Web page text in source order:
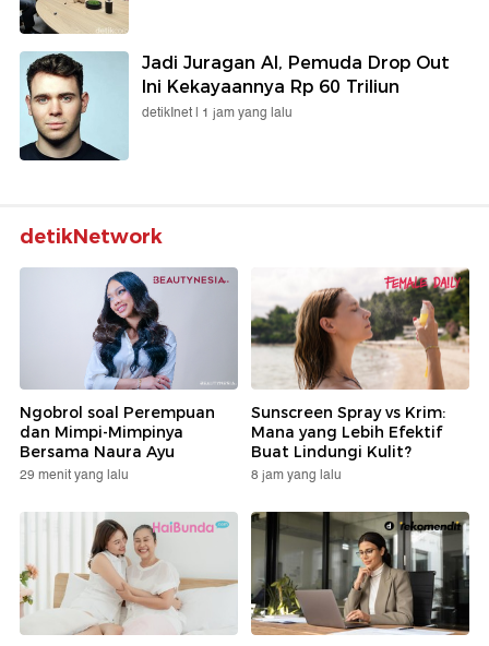
Jadi Juragan AI, Pemuda Drop Out
Ini Kekayaannya Rp 60 Triliun
detikInet | 1 jam yang lalu
detikNetwork
Ngobrol soal Perempuan
dan Mimpi-Mimpinya
Bersama Naura Ayu
29 menit yang lalu
Sunscreen Spray vs Krim:
Mana yang Lebih Efektif
Buat Lindungi Kulit?
8 jam yang lalu